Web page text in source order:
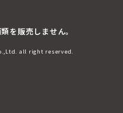
を販売しません。
all right reserved.